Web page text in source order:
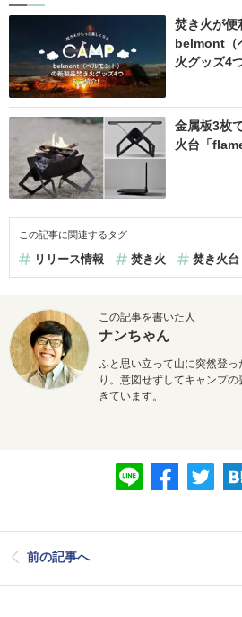
焚き火が便
belmont（
火グッズ4
金属板3枚
火台「
この記事に関連するタグ
リリース情報 焚き火 焚き火台
この記事を書いた人
ナンちゃん
ふと思い立って山に突然登
り。意図せずしてキャンプ
きています。
前の記事へ